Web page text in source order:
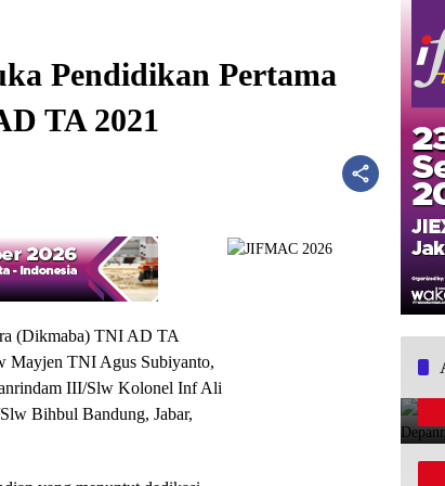
Pendidikan Pertama
TA 2021
(Dikmaba) TNI AD TA
Mayjen TNI Agus Subiyanto,
III/Slw Kolonel Inf Ali
Bihbul Bandung, Jabar,